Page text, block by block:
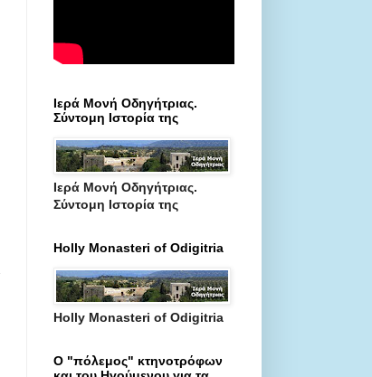
Ιερά Μονή Οδηγήτριας.
Σύντομη Ιστορία της
Ιερά Μονή Οδηγήτριας.
Σύντομη Ιστορία της
Holly Monasteri of Odigitria
Holly Monasteri of Odigitria
Ο "πόλεμος" κτηνοτρόφων